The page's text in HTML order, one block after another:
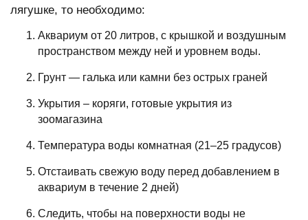
лягушке, то необходимо:
Аквариум от 20 литров, с крышкой и воздушным
пространством между ней и уровнем воды.
Грунт — галька или камни без острых граней
Укрытия – коряги, готовые укрытия из
зоомагазина
Температура воды комнатная (21–25 градусов)
Отстаивать свежую воду перед добавлением в
аквариум в течение 2 дней)
Следить, чтобы на поверхности воды не